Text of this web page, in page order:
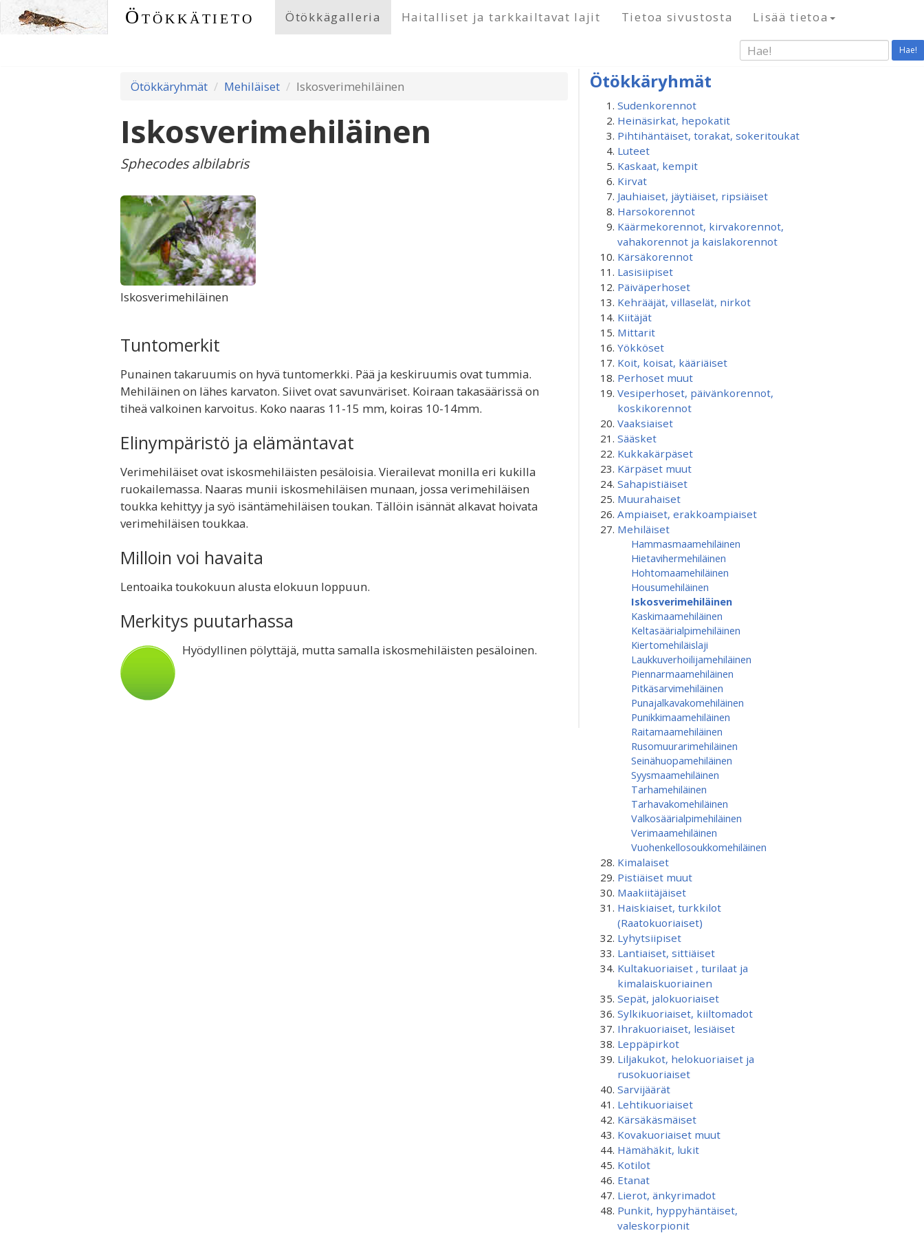
Ötökkätieto Ötökkägalleria Haitalliset ja tarkkailtavat lajit Tietoa sivustosta Lisää tietoa
Hae!
Ötökkäryhmät Mehiläiset Iskosverimehiläinen
Iskosverimehiläinen
Sphecodes albilabris
Iskosverimehiläinen
Tuntomerkit
Punainen takaruumis on hyvä tuntomerkki. Pää ja keskiruumis ovat tummia.
Mehiläinen on lähes karvaton. Siivet ovat savunväriset. Koiraan takasäärissä on
tiheä valkoinen karvoitus. Koko naaras 11-15 mm, koiras 10-14mm.
Elinympäristö ja elämäntavat
Verimehiläiset ovat iskosmehiläisten pesäloisia. Vierailevat monilla eri kukilla
ruokailemassa. Naaras munii iskosmehiläisen munaan, jossa verimehiläisen
toukka kehittyy ja syö isäntämehiläisen toukan. Tällöin isännät alkavat hoivata
verimehiläisen toukkaa.
Milloin voi havaita
Lentoaika toukokuun alusta elokuun loppuun.
Merkitys puutarhassa
Hyödyllinen pölyttäjä, mutta samalla iskosmehiläisten pesäloinen.
Ötökkäryhmät
Sudenkorennot
Heinäsirkat, hepokatit
Pihtihäntäiset, torakat, sokeritoukat
Luteet
Kaskaat, kempit
Kirvat
Jauhiaiset, jäytiäiset, ripsiäiset
Harsokorennot
Käärmekorennot, kirvakorennot,
vahakorennot ja kaislakorennot
Kärsäkorennot
Lasisiipiset
Päiväperhoset
Kehrääjät, villaselät, nirkot
Kiitäjät
Mittarit
Yökköset
Koit, koisat, kääriäiset
Perhoset muut
Vesiperhoset, päivänkorennot,
koskikorennot
Vaaksiaiset
Sääsket
Kukkakärpäset
Kärpäset muut
Sahapistiäiset
Muurahaiset
Ampiaiset, erakkoampiaiset
Mehiläiset
Hammasmaamehiläinen
Hietavihermehiläinen
Hohtomaamehiläinen
Housumehiläinen
Iskosverimehiläinen
Kaskimaamehiläinen
Keltasäärialpimehiläinen
Kiertomehiläislaji
Laukkuverhoilijamehiläinen
Piennarmaamehiläinen
Pitkäsarvimehiläinen
Punajalkavakomehiläinen
Punikkimaamehiläinen
Raitamaamehiläinen
Rusomuurarimehiläinen
Seinähuopamehiläinen
Syysmaamehiläinen
Tarhamehiläinen
Tarhavakomehiläinen
Valkosäärialpimehiläinen
Verimaamehiläinen
Vuohenkellosoukkomehiläinen
Kimalaiset
Pistiäiset muut
Maakiitäjäiset
Haiskiaiset, turkkilot
(Raatokuoriaiset)
Lyhytsiipiset
Lantiaiset, sittiäiset
Kultakuoriaiset , turilaat ja
kimalaiskuoriainen
Sepät, jalokuoriaiset
Sylkikuoriaiset, kiiltomadot
Ihrakuoriaiset, lesiäiset
Leppäpirkot
Liljakukot, helokuoriaiset ja
rusokuoriaiset
Sarvijäärät
Lehtikuoriaiset
Kärsäkäsmäiset
Kovakuoriaiset muut
Hämähäkit, lukit
Kotilot
Etanat
Lierot, änkyrimadot
Punkit, hyppyhäntäiset,
valeskorpionit